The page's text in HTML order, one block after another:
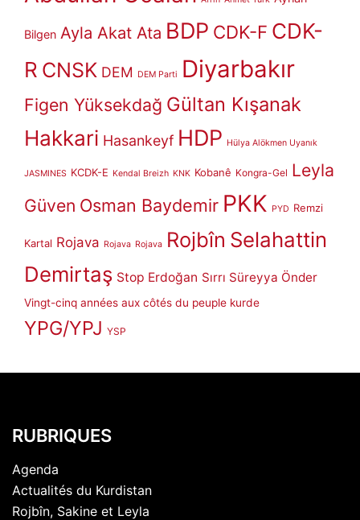
Bilgen Ayla Akat Ata BDP CDK-F CDK-
R CNSK DEM DEM Parti Diyarbakır
Figen Yüksekdağ Gültan Kışanak
Hakkari Hasankeyf HDP Hülya Alökmen Uyanık
JASMINES KCDK-E Kendal Breizh KNK Kobanê Kongra-Gel Leyla
Güven Osman Baydemir PKK PYD Remzi
Kartal Rojava Rojava Rojava Rojbîn Selahattin
Demirtaş Stop Erdoğan Sırrı Süreyya Önder
Vingt-cinq années aux côtés du peuple kurde
YPG/YPJ YSP
RUBRIQUES
Agenda
Actualités du Kurdistan
Rojbîn, Sakine et Leyla